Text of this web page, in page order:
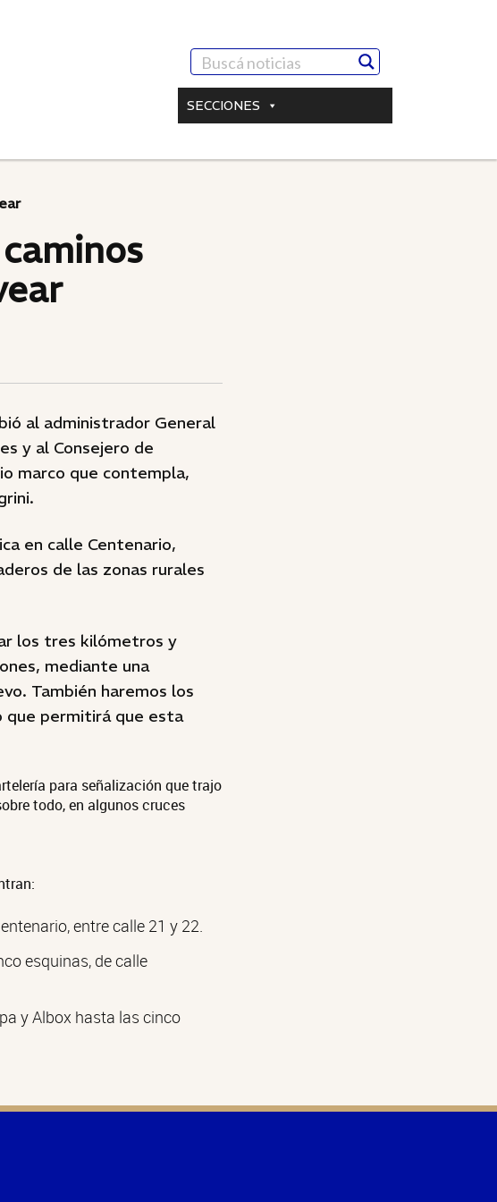
SECCIONES
al administrador General
y al Consejero de
marco que contempla,
en calle Centenario,
de las zonas rurales
los tres kilómetros y
mediante una
También haremos los
que permitirá que esta
para señalización que trajo
todo, en algunos cruces
entre calle 21 y 22.
esquinas, de calle
y Albox hasta las cinco